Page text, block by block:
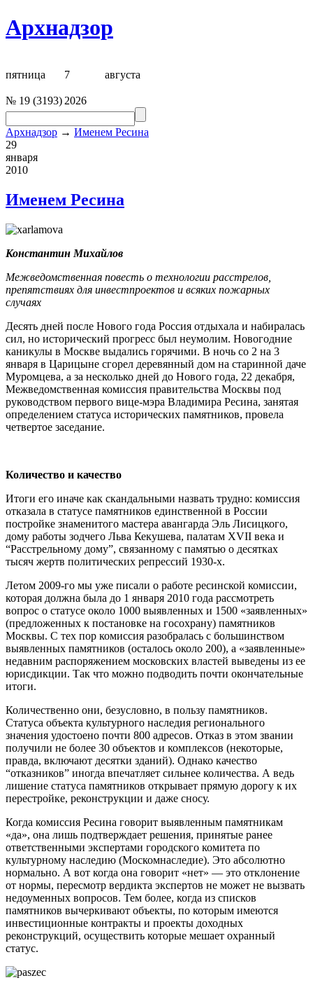
Архнадзор
пятница 7 августа
№ 19 (3193) 2026
Архнадзор → Именем Ресина
29
января
2010
Именем Ресина
Константин Михайлов
Межведомственная повесть о технологии расстрелов,
препятствиях для инвестпроектов и всяких пожарных
случаях
Десять дней после Нового года Россия отдыхала и набиралась
сил, но исторический прогресс был неумолим. Новогодние
каникулы в Москве выдались горячими. В ночь со 2 на 3
января в Царицыне сгорел деревянный дом на старинной даче
Муромцева, а за несколько дней до Нового года, 22 декабря,
Межведомственная комиссия правительства Москвы под
руководством первого вице-мэра Владимира Ресина, занятая
определением статуса исторических памятников, провела
четвертое заседание.
Количество и качество
Итоги его иначе как скандальными назвать трудно: комиссия
отказала в статусе памятников единственной в России
постройке знаменитого мастера авангарда Эль Лисицкого,
дому работы зодчего Льва Кекушева, палатам XVII века и
“Расстрельному дому”, связанному с памятью о десятках
тысяч жертв политических репрессий 1930-х.
Летом 2009-го мы уже писали о работе ресинской комиссии,
которая должна была до 1 января 2010 года рассмотреть
вопрос о статусе около 1000 выявленных и 1500 «заявленных»
(предложенных к постановке на госохрану) памятников
Москвы. С тех пор комиссия разобралась с большинством
выявленных памятников (осталось около 200), а «заявленные»
недавним распоряжением московских властей выведены из ее
юрисдикции. Так что можно подводить почти окончательные
итоги.
Количественно они, безусловно, в пользу памятников.
Статуса объекта культурного наследия регионального
значения удостоено почти 800 адресов. Отказ в этом звании
получили не более 30 объектов и комплексов (некоторые,
правда, включают десятки зданий). Однако качество
“отказников” иногда впечатляет сильнее количества. А ведь
лишение статуса памятников открывает прямую дорогу к их
перестройке, реконструкции и даже сносу.
Когда комиссия Ресина говорит выявленным памятникам
«да», она лишь подтверждает решения, принятые ранее
ответственными экспертами городского комитета по
культурному наследию (Москомнаследие). Это абсолютно
нормально. А вот когда она говорит «нет» — это отклонение
от нормы, пересмотр вердикта экспертов не может не вызвать
недоуменных вопросов. Тем более, когда из списков
памятников вычеркивают объекты, по которым имеются
инвестиционные контракты и проекты доходных
реконструкций, осуществить которые мешает охранный
статус.